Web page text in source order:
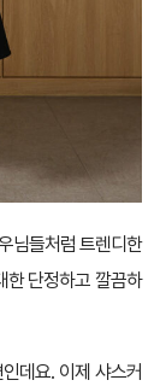
님들처럼 트렌디한
한 단정하고 깔끔하
데요. 이제 샤스커